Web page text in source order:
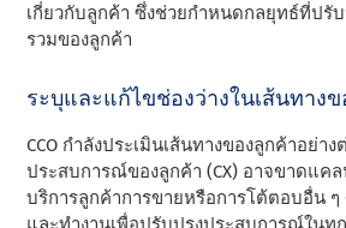
เกี่ยวกับลูกค้า ซึ่งช่วยกําหนดกลยุทธ์ที่ปรั
รวมของลูกค้า
ระบุและแก้ไขช่องว่างในเส้นทาง
CCO กําลังประเมินเส้นทางของลูกค้าอย่า
ประสบการณ์ของลูกค้า (CX) อาจขาดแคล
บริการลูกค้าการขายหรือการโต้ตอบอื่น ๆ